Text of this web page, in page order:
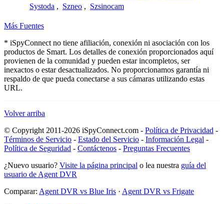
Systoda , Szneo , Szsinocam
Más Fuentes
* iSpyConnect no tiene afiliación, conexión ni asociación con los
productos de Smart. Los detalles de conexión proporcionados aquí
provienen de la comunidad y pueden estar incompletos, ser
inexactos o estar desactualizados. No proporcionamos garantía ni
respaldo de que pueda conectarse a sus cámaras utilizando estas
URL.
Volver arriba
© Copyright 2011-2026 iSpyConnect.com - Política de Privacidad -
Términos de Servicio - Estado del Servicio - Información Legal -
Política de Seguridad - Contáctenos - Preguntas Frecuentes
¿Nuevo usuario? Visite la página principal o lea nuestra guía del
usuario de Agent DVR
Comparar: Agent DVR vs Blue Iris · Agent DVR vs Frigate